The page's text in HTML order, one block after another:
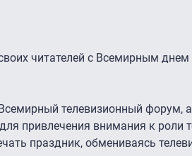
читателей с Всемирным
телевизионный форум,
привлечения внимания к роли
праздник, обмениваясь